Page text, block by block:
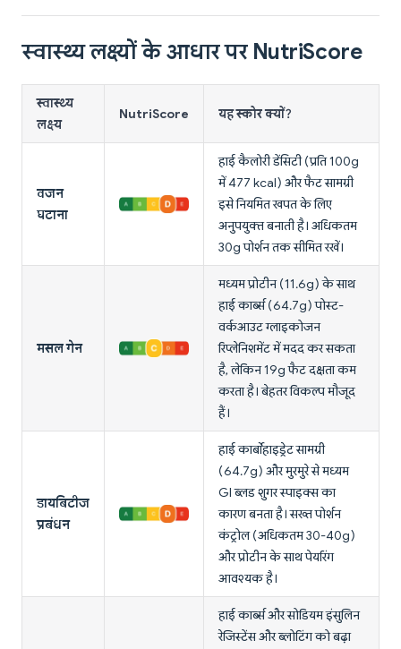
स्वास्थ्य लक्ष्यों के आधार पर NutriScore
स्वास्थ्य
लक्ष्य
NutriScore यह स्कोर क्यों?
वजन
घटाना
हाई कैलोरी डेंसिटी (प्रति 100g
में 477 kcal) और फैट सामग्री
इसे नियमित खपत के लिए
अनुपयुक्त बनाती है। अधिकतम
30g पोर्शन तक सीमित रखें।
मसल गेन
मध्यम प्रोटीन (11.6g) के साथ
हाई कार्ब्स (64.7g) पोस्ट-
वर्कआउट ग्लाइकोजन
रिप्लेनिशमेंट में मदद कर सकता
है, लेकिन 19g फैट दक्षता कम
करता है। बेहतर विकल्प मौजूद
हैं।
डायबिटीज
प्रबंधन
हाई कार्बोहाइड्रेट सामग्री
(64.7g) और मुरमुरे से मध्यम
GI ब्लड शुगर स्पाइक्स का
कारण बनता है। सख्त पोर्शन
कंट्रोल (अधिकतम 30-40g)
और प्रोटीन के साथ पेयरिंग
आवश्यक है।
हाई कार्ब्स और सोडियम इंसुलिन
रेजिस्टेंस और ब्लोटिंग को बढ़ा